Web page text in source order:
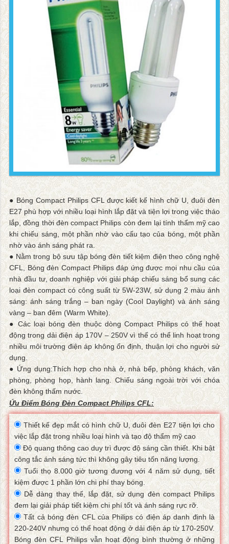
● Bóng Compact Philips CFL được kiết kế hình chữ U, đuôi đèn
E27 phù hợp với nhiều loại hình lắp đặt và tiện lợi trong việc tháo
lắp, đồng thời đèn compact Philips còn đem lại tính thẩm mỹ cao
khi chiếu sáng, một phần nhờ vào cấu tạo của bóng, một phần
nhờ vào ánh sáng phát ra.
● Nằm trong bộ sưu tập bóng đèn tiết kiệm điện theo công nghệ
CFL, Bóng đèn Compact Philips đáp ứng được mọi nhu cầu của
nhà đầu tư, doanh nghiệp với giải pháp chiếu sáng bổ sung các
loại đèn compact có công suất từ 5W-23W, sử dụng 2 màu ánh
sáng: ánh sáng trắng – ban ngày (Cool Daylight) và ánh sáng
vàng – ban đêm (Warm White).
● Các loại bóng đèn thuộc dòng Compact Philips có thể hoạt
động trong dải điện áp 170V – 250V vì thế có thể linh hoạt trong
nhiều môi trường điện áp không ổn định, thuận lợi cho người sử
dụng.
● Ứng dụng:Thích hợp cho nhà ở, nhà bếp, phòng khách, văn
phòng, phòng họp, hành lang. Chiếu sáng ngoài trời với chóa
đèn không thấm nước.
Ứu Điểm Bóng Đèn Compact Philips CFL:
Thiết kế đẹp mắt có hình chữ U, đuôi đèn E27 tiện lợi cho
việc lắp đặt trong nhiều loại hình và tạo độ thẩm mỹ cao
Độ quang thông cao duy trì được độ sáng cần thiết. Khi bật
công tắc ánh sáng tức thì không gây tiêu tốn năng lượng.
Tuổi thọ 8.000 giờ tương đương với 4 năm sử dụng, tiết
kiệm được 1 phần lớn chi phí thay bóng.
Dễ dàng thay thế, lắp đặt, sử dụng đèn compact Philips
đem lại giải pháp tiết kiệm chi phí tốt và ánh sáng rực rỡ.
Tất cả bóng đèn CFL của Philips có điện áp danh định là
220-240V nhưng có thể hoạt động ở dải điện áp từ 170-250V.
Bóng đèn CFL Philips vẫn hoạt động bình thường ở những